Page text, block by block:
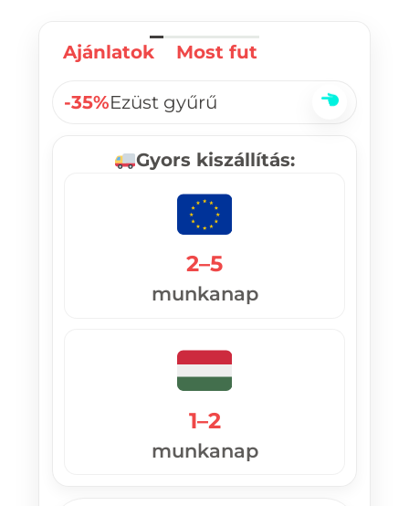
Ajánlatok Most fut
-35%Ezüst gyűrű
Gyors kiszállítás:
1–2
munkanap
2–5
munkanap